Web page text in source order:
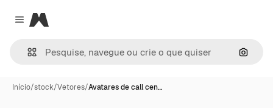
Close menu
Magnific
Início/stock/Vetores/Avatares de call cen…